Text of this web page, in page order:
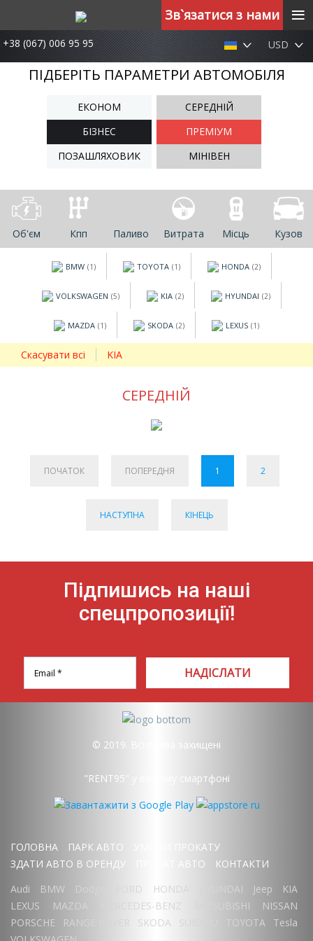
+38 (067) 006 95 95 USD
ПІДБЕРІТЬ ПАРАМЕТРИ АВТОМОБІЛЯ
ЕКОНОМ
СЕРЕДНІЙ
БІЗНЕС
ПРЕМІУМ
ПОЗАШЛЯХОВИК
МІНІВЕН
Об'єм Кпп Паливо Витрата Місць Кузов
BMW (1) TOYOTA (1) HONDA (2)
VOLKSWAGEN (5) KIA (2) HYUNDAI (2)
MAZDA (1) SKODA (2) LEXUS (1)
Скасувати всі KIA
СЕРЕДНІЙ
ПОЧАТОК ПОПЕРЕДНЯ 1 2
НАСТУПНА КІНЕЦЬ
Підпишись на наші
спецпропозиції!
НАДІСЛАТИ
© 2019. Всі права захищені
"RENT95" у вашому смартфоні
ГОЛОВНА ПАРК АВТО
УМОВИ ПРОКАТУ
ЗДАТИ АВТО В ОРЕНДУ
ПРОКАТ АВТО
КОНТАКТИ
Audi
BMW Dodge FORD HONDA HYUNDAI Jeep
KIA
LEXUS
MAZDA MERCEDES-BENZ MITSUBISHI
NISSAN
PORSCHE
RANGE ROVER SKODA TOYOTA
Tesla
Зв`язатися з нами ≡